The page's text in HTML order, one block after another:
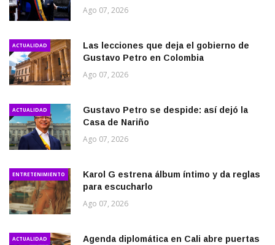
Ago 07, 2026
ACTUALIDAD
Las lecciones que deja el gobierno de
Gustavo Petro en Colombia
Ago 07, 2026
ACTUALIDAD
Gustavo Petro se despide: así dejó la
Casa de Nariño
Ago 07, 2026
ENTRETENIMIENTO
Karol G estrena álbum íntimo y da reglas
para escucharlo
Ago 07, 2026
ACTUALIDAD
Agenda diplomática en Cali abre puertas